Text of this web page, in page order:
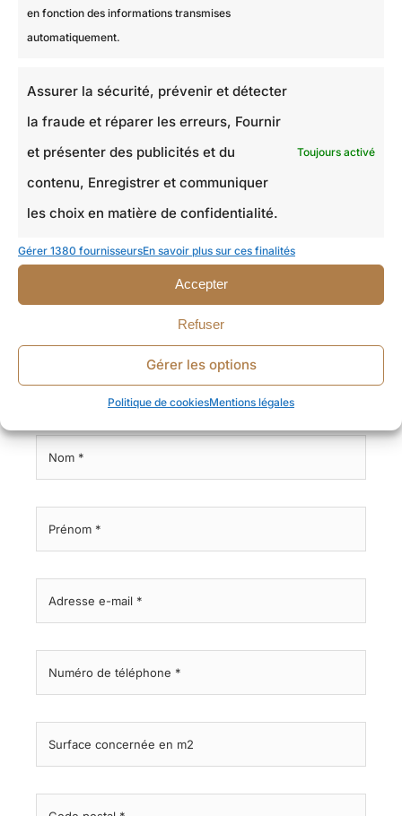
en fonction des informations transmises
automatiquement.
Assurer la sécurité, prévenir et détecter
la fraude et réparer les erreurs, Fournir
et présenter des publicités et du
contenu, Enregistrer et communiquer
les choix en matière de confidentialité.
Toujours activé
Gérer 1380 fournisseursEn savoir plus sur ces finalités
Accepter
Refuser
Gérer les options
Politique de cookiesMentions légales
Devis gratuit